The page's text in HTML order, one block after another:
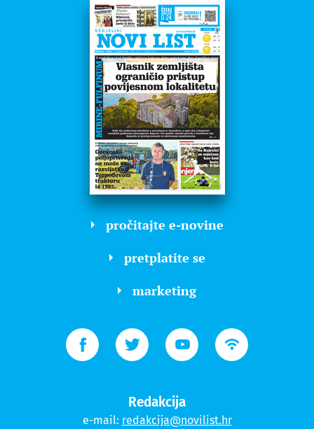
pročitajte e-novine
pretplatite se
marketing
Redakcija
e-mail: redakcija@novilist.hr